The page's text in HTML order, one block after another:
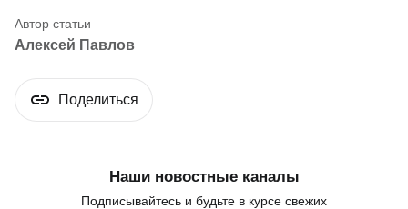
Алексей Павлов
Поделиться
Наши новостные каналы
Подписывайтесь и будьте в курсе свежих